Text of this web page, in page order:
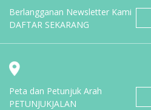
Berlangganan Newsletter Kami
DAFTAR SEKARANG
Peta dan Petunjuk Arah
PETUNJUKJALAN